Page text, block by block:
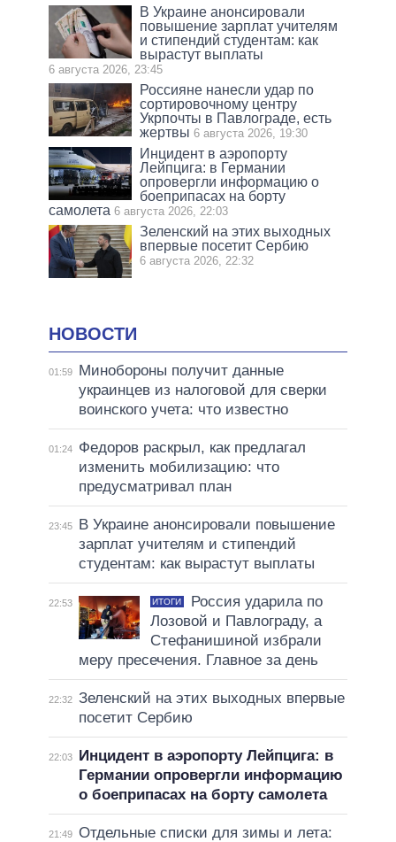
В Украине анонсировали
повышение зарплат учителям
и стипендий студентам: как
вырастут выплаты
6 августа 2026, 23:45
Россияне нанесли удар по
сортировочному центру
Укрпочты в Павлограде, есть
жертвы 6 августа 2026, 19:30
Инцидент в аэропорту
Лейпцига: в Германии
опровергли информацию о
боеприпасах на борту
самолета 6 августа 2026, 22:03
Зеленский на этих выходных
впервые посетит Сербию
6 августа 2026, 22:32
НОВОСТИ
01:59
Минобороны получит данные
украинцев из налоговой для сверки
воинского учета: что известно
01:24
Федоров раскрыл, как предлагал
изменить мобилизацию: что
предусматривал план
23:45
В Украине анонсировали повышение
зарплат учителям и стипендий
студентам: как вырастут выплаты
22:53 ИТОГИ
Россия ударила по
Лозовой и Павлограду, а
Стефанишиной избрали
меру пресечения. Главное за день
22:32 Зеленский на этих выходных впервые
посетит Сербию
22:03
Инцидент в аэропорту Лейпцига: в
Германии опровергли информацию
о боеприпасах на борту самолета
21:49 Отдельные списки для зимы и лета: